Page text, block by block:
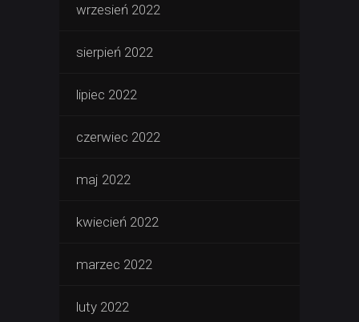
wrzesień 2022
sierpień 2022
lipiec 2022
czerwiec 2022
maj 2022
kwiecień 2022
marzec 2022
luty 2022